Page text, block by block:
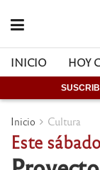
INICIO HOY
Inicio Cultura
Este sábado